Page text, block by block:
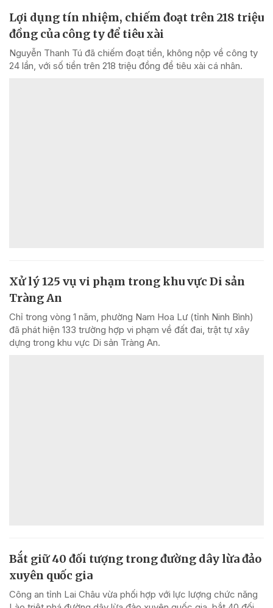
Lợi dụng tín nhiệm, chiếm đoạt trên 218 triệu
đồng của công ty để tiêu xài
Nguyễn Thanh Tú đã chiếm đoạt tiền, không nộp về công ty
24 lần, với số tiền trên 218 triệu đồng để tiêu xài cá nhân.
Xử lý 125 vụ vi phạm trong khu vực Di sản
Tràng An
Chỉ trong vòng 1 năm, phường Nam Hoa Lư (tỉnh Ninh Bình)
đã phát hiện 133 trường hợp vi phạm về đất đai, trật tự xây
dựng trong khu vực Di sản Tràng An.
Bắt giữ 40 đối tượng trong đường dây lừa đảo
xuyên quốc gia
Công an tỉnh Lai Châu vừa phối hợp với lực lượng chức năng